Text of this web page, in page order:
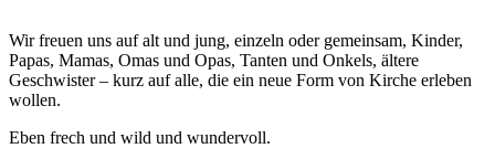
Wir freuen uns auf alt und jung, einzeln oder gemeinsam, Kinder,
Papas, Mamas, Omas und Opas, Tanten und Onkels, ältere
Geschwister – kurz auf alle, die ein neue Form von Kirche erleben
wollen.
Eben frech und wild und wundervoll.